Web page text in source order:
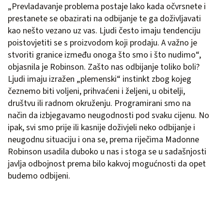
„Prevladavanje problema postaje lako kada očvrsnete i
prestanete se obazirati na odbijanje te ga doživljavati
kao nešto vezano uz vas. Ljudi često imaju tendenciju
poistovjetiti se s proizvodom koji prodaju. A važno je
stvoriti granice između onoga što smo i što nudimo“,
objasnila je Robinson. Zašto nas odbijanje toliko boli?
Ljudi imaju izražen „plemenski“ instinkt zbog kojeg
čeznemo biti voljeni, prihvaćeni i željeni, u obitelji,
društvu ili radnom okruženju. Programirani smo na
način da izbjegavamo neugodnosti pod svaku cijenu. No
ipak, svi smo prije ili kasnije doživjeli neko odbijanje i
neugodnu situaciju i ona se, prema riječima Madonne
Robinson usadila duboko u nas i stoga se u sadašnjosti
javlja odbojnost prema bilo kakvoj mogućnosti da opet
budemo odbijeni.